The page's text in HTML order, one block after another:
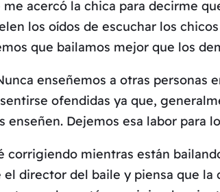
acercó la chica para decirme
los oídos de escuchar los
que bailamos mejor que los
enseñemos a otras personas
ofendidas ya que,
Dejemos esa labor para
corrigiendo mientras están
director del baile y piensa que la